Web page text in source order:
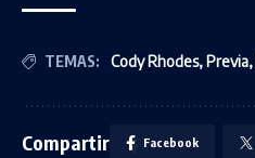
TEMAS: Cody Rhodes,Previa,
Compartir Facebook